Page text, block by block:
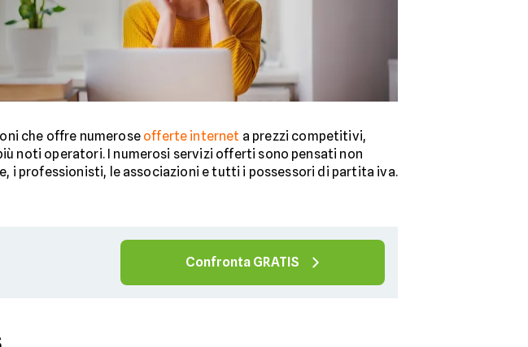
che offre numerose offerte internet a prezzi competitivi,
noti operatori. I numerosi servizi offerti sono pensati non
i professionisti, le associazioni e tutti i possessori di partita iva.
Confronta GRATIS